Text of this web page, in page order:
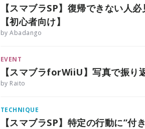
【スマブラSP】復帰できない人
【初心者向け】
by Abadango
EVENT
【スマブラforWiiU】写真で振り
by Raito
TECHNIQUE
【スマブラSP】特定の行動に”付